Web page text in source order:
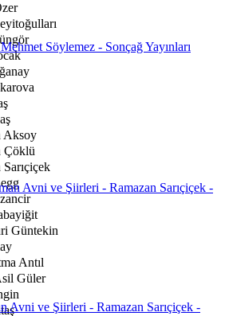
Aksoy
Çöklü
Güntekin
Antıl
Güler
Söylemez - Sonçağ Yayınları
Avni ve Şiirleri - Ramazan Sarıçiçek -